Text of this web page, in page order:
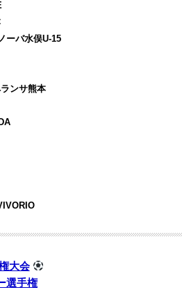
ーバ水俣U-15
ンサ熊本
大会
選手権